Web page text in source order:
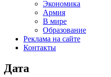
Экономика
Армия
В мире
Образование
Реклама на сайте
Контакты
Дата